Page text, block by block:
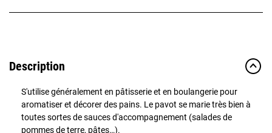
Description
S'utilise généralement en pâtisserie et en boulangerie pour
aromatiser et décorer des pains. Le pavot se marie très bien à
toutes sortes de sauces d'accompagnement (salades de
pommes de terre, pâtes…).